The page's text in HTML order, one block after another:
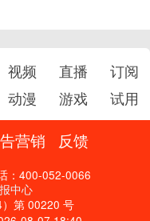
视频 直播
订阅
动漫 游戏 试用
营销 反馈
：400-052-0066
中心
第 00220 号